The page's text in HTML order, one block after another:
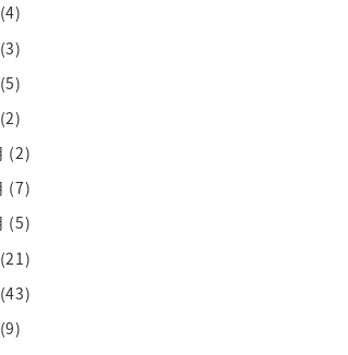
(4)
(3)
(5)
(2)
(2)
(7)
(5)
(21)
(43)
(9)